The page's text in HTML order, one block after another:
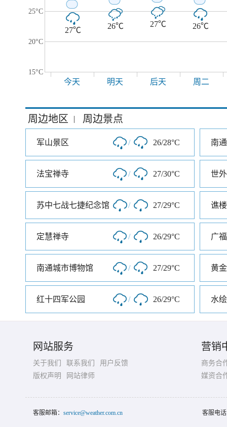
25°C
20°C
15°C
27℃ 26℃ 27℃ 26℃
今天 明天 后天 周二
周边地区 | 周边景点
军山景区 / 26/28°C 南
法宝禅寺 / 27/30°C 世
苏中七战七捷纪念馆 / 27/29°C 谯楼
定慧禅寺 / 26/29°C 广
南通城市博物馆 / 27/29°C 黄
红十四军公园 / 26/29°C 水
网站服务
关于我们 联系我们
用户反馈
版权声明
网站律师
营销
商务合
媒资合
客服邮箱： service@weather.com.cn 客服电